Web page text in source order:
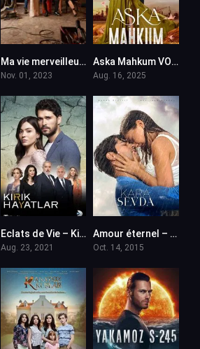
Ma vie merveilleuse – Sahane Hayatim en VF
Nov. 01, 2023
Aska Mahkum VOSTFR
Aug. 16, 2025
Eclats de Vie – Kirik Hayatlar en VF (Voix Francaise)
Aug. 23, 2021
Amour éternel – Kara Sevda en VF (Voix Francaise)
Oct. 14, 2015